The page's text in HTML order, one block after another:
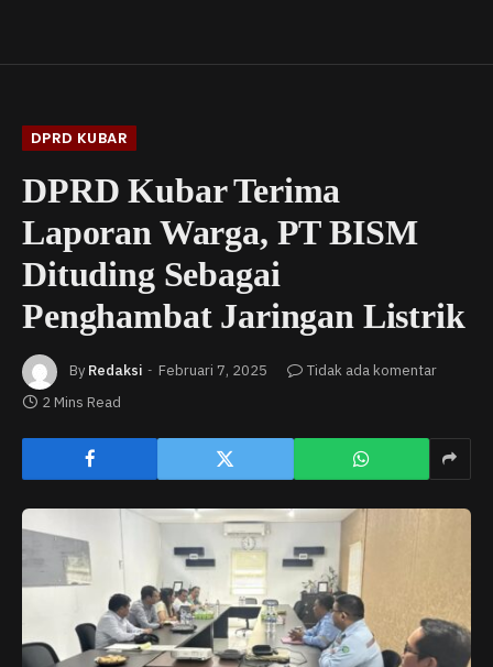
DPRD KUBAR
DPRD Kubar Terima
Laporan Warga, PT BISM
Dituding Sebagai
Penghambat Jaringan Listrik
By Redaksi Februari 7, 2025
Tidak ada komentar
2 Mins Read